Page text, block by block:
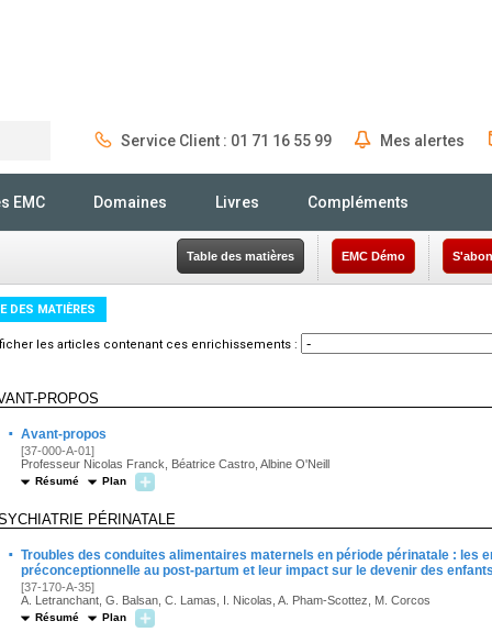
Service Client : 01 71 16 55 99 Mes alertes
EMC Domaines Livres Compléments
Table des matières EMC Démo
DES MATIÈRES
les articles contenant ces enrichissements :
PROPOS
· Avant-propos
[37-000-A-01]
Professeur Nicolas Franck, Béatrice Castro, Albine O'Neill
Résumé Plan
PÉRINATALE
· Troubles des conduites alimentaires maternels en période périnatale : les
préconceptionnelle au post-partum et leur impact sur le devenir des enfants
[37-170-A-35]
A. Letranchant, G. Balsan, C. Lamas, I. Nicolas, A. Pham-Scottez, M. Corcos
Résumé Plan